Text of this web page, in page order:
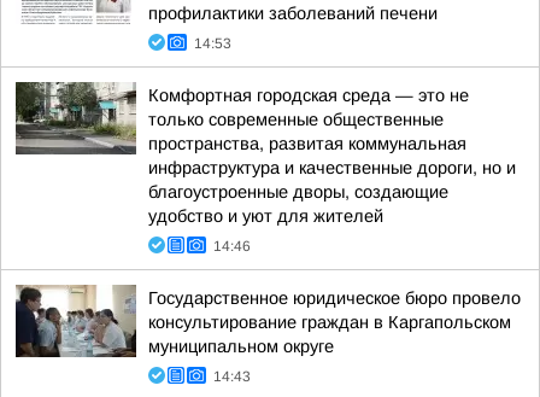
профилактики заболеваний печени
14:53
Комфортная городская среда — это не
только современные общественные
пространства, развитая коммунальная
инфраструктура и качественные дороги, но и
благоустроенные дворы, создающие
удобство и уют для жителей
14:46
Государственное юридическое бюро провело
консультирование граждан в Каргапольском
муниципальном округе
14:43